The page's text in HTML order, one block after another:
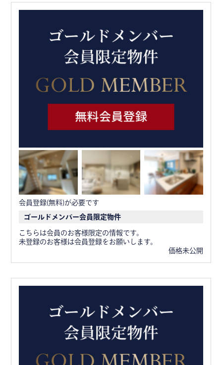
会員登録(無料)が必要です
ゴールドメンバー会員限定物件
こちらは会員のお客様限定の情報です。
未登録のお客様は会員登録をお願いします。
価格未公開